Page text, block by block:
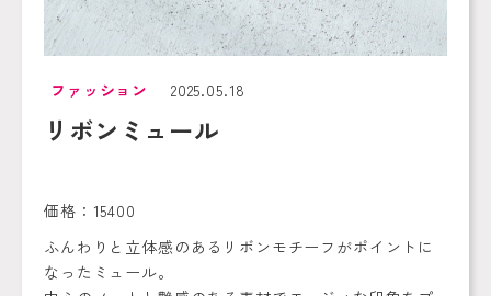
ファッション 2025.05.18
リボンミュール
価格：15400
ふんわりと立体感のあるリボンモチーフがポイントに
なったミュール。